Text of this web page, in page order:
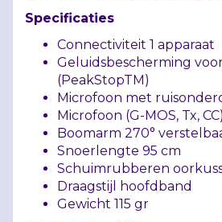
Specificaties
Connectiviteit 1 apparaat
Geluidsbescherming
(PeakStopTM)
Microfoon met
Microfoon (G-MOS, Tx,
Boomarm 270°
Snoerlengte 95 cm
Schuimrubberen
Draagstijl hoofdband
Gewicht 115 gr